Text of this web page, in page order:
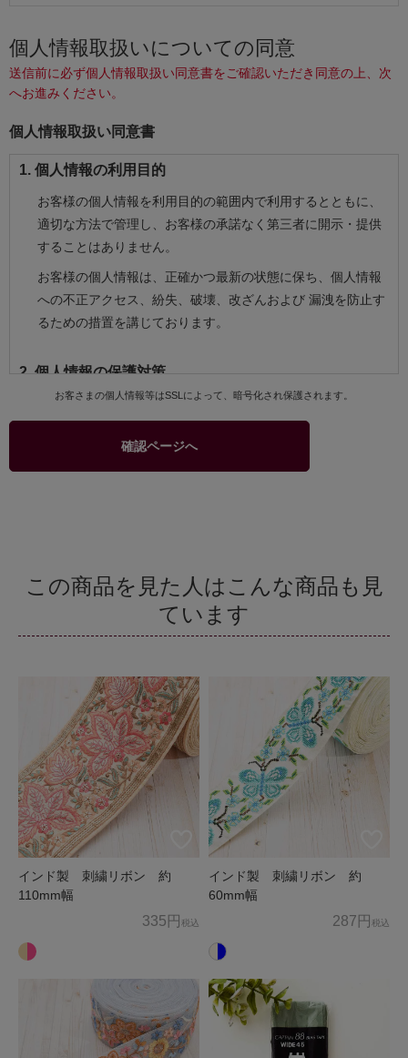
個人情報取扱いについての同意
送信前に必ず個人情報取扱い同意書をご確認いただき同意の上、次
へお進みください。
個人情報取扱い同意書
1. 個人情報の利用目的
お客様の個人情報を利用目的の範囲内で利用するとともに、
適切な方法で管理し、お客様の承諾なく第三者に開示・提供
することはありません。
お客様の個人情報は、正確かつ最新の状態に保ち、個人情報
への不正アクセス、紛失、破壊、改ざんおよび 漏洩を防止す
るための措置を講じております。
2. 個人情報の保護対策
当社および当社関連会社のお客様への商品配送業務、お客様
へのより良いサービスを提供するためのアフターサービス等
を実施させていただくため、お客様の個人情報を利用いたし
ます。
商品の購入等において、クレジットカード等による代金決済
を行う場合に、クレジットカード等の有効性を確認するため
商品の発送、メールマガジンの配信にお客様の個人情報を利
用いたします。
上記以外の目的でお客様の了承なく、お客様の個人情報を利
用することはありません。
3. 個人情報の外部委託
お客様よりお預かりした個人情報の処理を外部へ委託する場
合には、漏洩などを行わないよう、適切な管理を実施いたし
ます。
4. お問合せ
望される場合には、下記窓口までご連絡下さい。
すみやかに対応させていただきます。
お客さまの個人情報等はSSLによって、暗号化され保護されます。
確認ページへ
この商品を見た人はこんな商品も見
ています
インド製 刺繍リボン 約
110mm幅
335円 税込
インド製 刺繍リボン 約
60mm幅
287円 税込